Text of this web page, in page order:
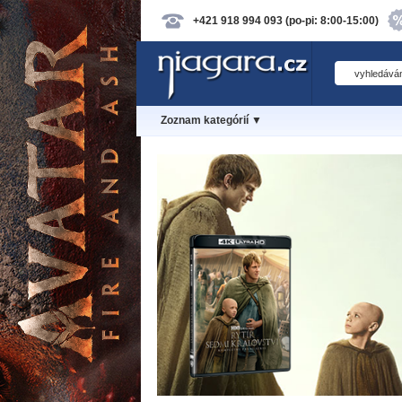
+421 918 994 093 (po-pi: 8:00-15:00)
Zoznam kategórií ▼